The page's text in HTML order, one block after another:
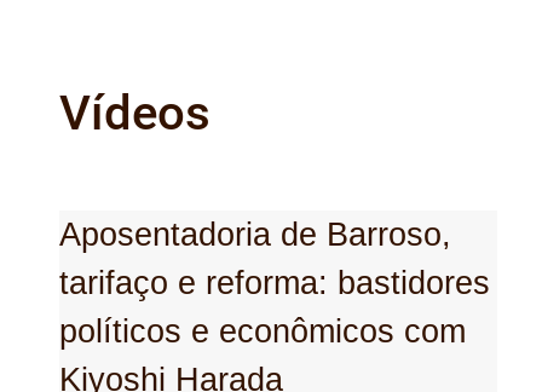
Vídeos
Aposentadoria de Barroso,
tarifaço e reforma: bastidores
políticos e econômicos com
Kiyoshi Harada